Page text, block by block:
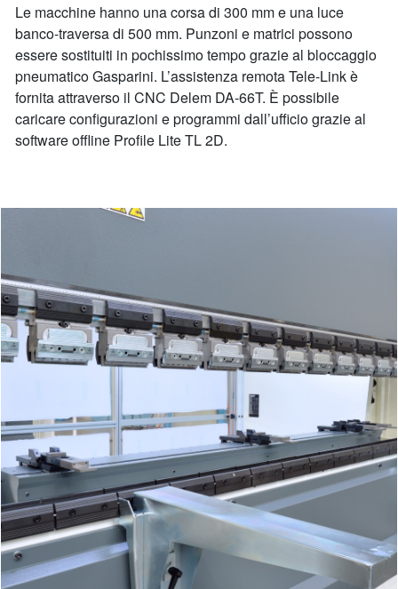
Le macchine hanno una corsa di 300 mm e una luce
banco-traversa di 500 mm. Punzoni e matrici possono
essere sostituiti in pochissimo tempo grazie al bloccaggio
pneumatico Gasparini. L’assistenza remota Tele-Link è
fornita attraverso il CNC Delem DA-66T. È possibile
caricare configurazioni e programmi dall’ufficio grazie al
software offline Profile Lite TL 2D.